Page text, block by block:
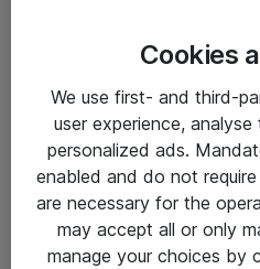
Hitta direkt
Om eShop
Cookies
We use first- and third-
user experience,
personalized ads.
enabled and do not
are necessary for the
may accept all or only
manage your choices by